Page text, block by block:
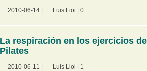
2010-06-14 Luis Lioi 0
La respiración en los ejercicios de
Pilates
2010-06-11 Luis Lioi 1